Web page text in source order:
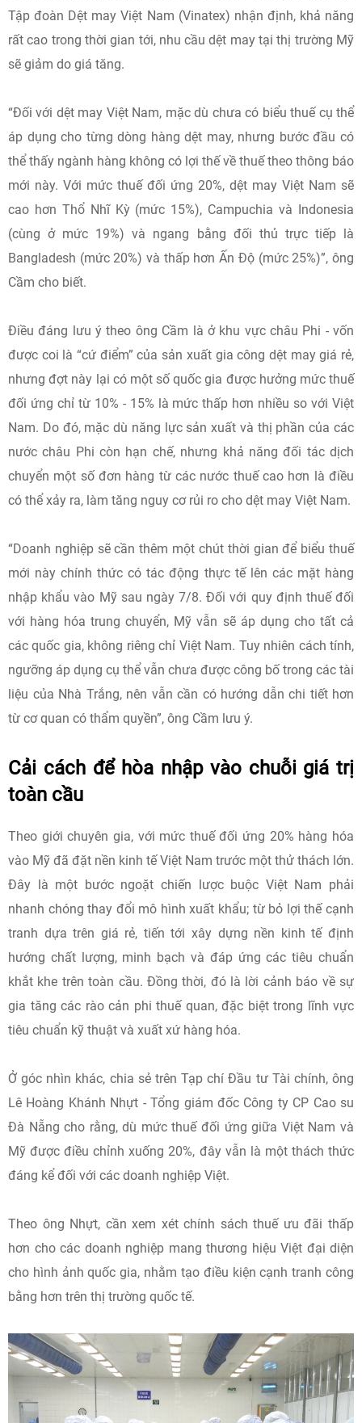
Tập đoàn Dệt may Việt Nam (Vinatex) nhận định, khả năng
rất cao trong thời gian tới, nhu cầu dệt may tại thị trường Mỹ
sẽ giảm do giá tăng.
“Đối với dệt may Việt Nam, mặc dù chưa có biểu thuế cụ thể
áp dụng cho từng dòng hàng dệt may, nhưng bước đầu có
thể thấy ngành hàng không có lợi thế về thuế theo thông báo
mới này. Với mức thuế đối ứng 20%, dệt may Việt Nam sẽ
cao hơn Thổ Nhĩ Kỳ (mức 15%), Campuchia và Indonesia
(cùng ở mức 19%) và ngang bằng đối thủ trực tiếp là
Bangladesh (mức 20%) và thấp hơn Ấn Độ (mức 25%)”, ông
Cầm cho biết.
Điều đáng lưu ý theo ông Cầm là ở khu vực châu Phi - vốn
được coi là “cứ điểm” của sản xuất gia công dệt may giá rẻ,
nhưng đợt này lại có một số quốc gia được hưởng mức thuế
đối ứng chỉ từ 10% - 15% là mức thấp hơn nhiều so với Việt
Nam. Do đó, mặc dù năng lực sản xuất và thị phần của các
nước châu Phi còn hạn chế, nhưng khả năng đối tác dịch
chuyển một số đơn hàng từ các nước thuế cao hơn là điều
có thể xảy ra, làm tăng nguy cơ rủi ro cho dệt may Việt Nam.
“Doanh nghiệp sẽ cần thêm một chút thời gian để biểu thuế
mới này chính thức có tác động thực tế lên các mặt hàng
nhập khẩu vào Mỹ sau ngày 7/8. Đối với quy định thuế đối
với hàng hóa trung chuyển, Mỹ vẫn sẽ áp dụng cho tất cả
các quốc gia, không riêng chỉ Việt Nam. Tuy nhiên cách tính,
ngưỡng áp dụng cụ thể vẫn chưa được công bố trong các tài
liệu của Nhà Trắng, nên vẫn cần có hướng dẫn chi tiết hơn
từ cơ quan có thẩm quyền”, ông Cầm lưu ý.
Cải cách để hòa nhập vào chuỗi giá trị
toàn cầu
Theo giới chuyên gia, với mức thuế đối ứng 20% hàng hóa
vào Mỹ đã đặt nền kinh tế Việt Nam trước một thử thách lớn.
Đây là một bước ngoặt chiến lược buộc Việt Nam phải
nhanh chóng thay đổi mô hình xuất khẩu; từ bỏ lợi thế cạnh
tranh dựa trên giá rẻ, tiến tới xây dựng nền kinh tế định
hướng chất lượng, minh bạch và đáp ứng các tiêu chuẩn
khắt khe trên toàn cầu. Đồng thời, đó là lời cảnh báo về sự
gia tăng các rào cản phi thuế quan, đặc biệt trong lĩnh vực
tiêu chuẩn kỹ thuật và xuất xứ hàng hóa.
Ở góc nhìn khác, chia sẻ trên Tạp chí Đầu tư Tài chính, ông
Lê Hoàng Khánh Nhựt - Tổng giám đốc Công ty CP Cao su
Đà Nẵng cho rằng, dù mức thuế đối ứng giữa Việt Nam và
Mỹ được điều chỉnh xuống 20%, đây vẫn là một thách thức
đáng kể đối với các doanh nghiệp Việt.
Theo ông Nhựt, cần xem xét chính sách thuế ưu đãi thấp
hơn cho các doanh nghiệp mang thương hiệu Việt đại diện
cho hình ảnh quốc gia, nhằm tạo điều kiện cạnh tranh công
bằng hơn trên thị trường quốc tế.